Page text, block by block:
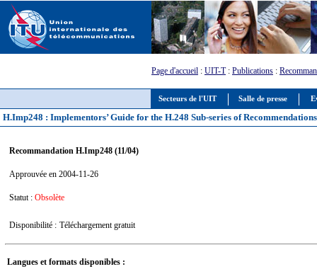
Secteurs de l'UIT Salle de presse
Page d'accueil : UIT-T: Publications :
H.Imp248 : Implementors’ Guide for the H.248 Sub-series of
Recommandation H.Imp248 (11/04)
Approuvée en 2004-11-26
Statut : Obsolète
Disponibilité : Téléchargement gratuit
Langues et formats disponibles :